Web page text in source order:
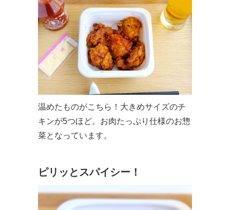
温めたものがこちら！大きめサイズのチ
キンが5つほど。お肉たっぷり仕様のお惣
菜となっています。
ピリッとスパイシー！